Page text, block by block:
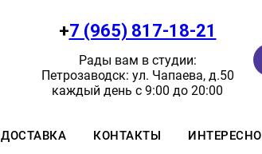
+7 (965) 817-18-21
Рады вам в студии:
Петрозаводск: ул. Чапаева, д.50
каждый день с 9:00 до 20:00
ДОСТАВКА КОНТАКТЫ ИНТЕРЕСНО